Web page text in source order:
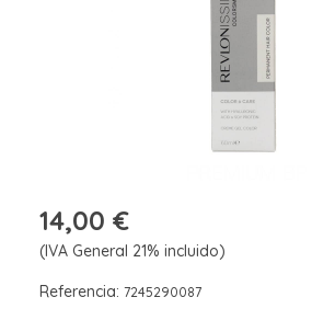
14,00 €
(IVA General 21% incluido)
Referencia: 7245290087